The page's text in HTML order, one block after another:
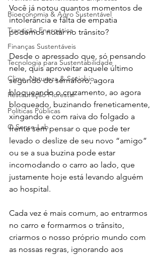
Bioeconomia & Agro Sustentável
Transição Energética
Finanças Sustentáveis
Tecnologia para Sustentabilidade
Clima, Natureza & Sociobio
Restauração Florestal
Políticas Públicas
O Sense-Lab
Você já notou quantos momentos de
intolerância e falta de empatia
podemos notar no trânsito?
Desde o apressado que, só pensando
nele, quis aproveitar aquele último
segundo do semáforo, agora
bloqueando o cruzamento, ao agora
bloqueado, buzinando freneticamente,
xingando e com raiva do folgado a
frente sem pensar o que pode ter
levado o deslize de seu novo “amigo”
ou se a sua buzina pode estar
incomodando o carro ao lado, que
justamente hoje está levando alguém
ao hospital.
Cada vez é mais comum, ao entrarmos
no carro e formarmos o trânsito,
criarmos o nosso próprio mundo com
as nossas regras, ignorando aos